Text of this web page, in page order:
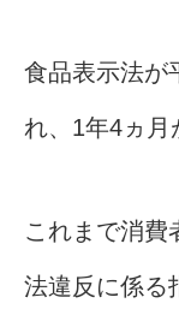
食品表示法が
れ、1年4ヵ月
これまで消費
法違反に係る